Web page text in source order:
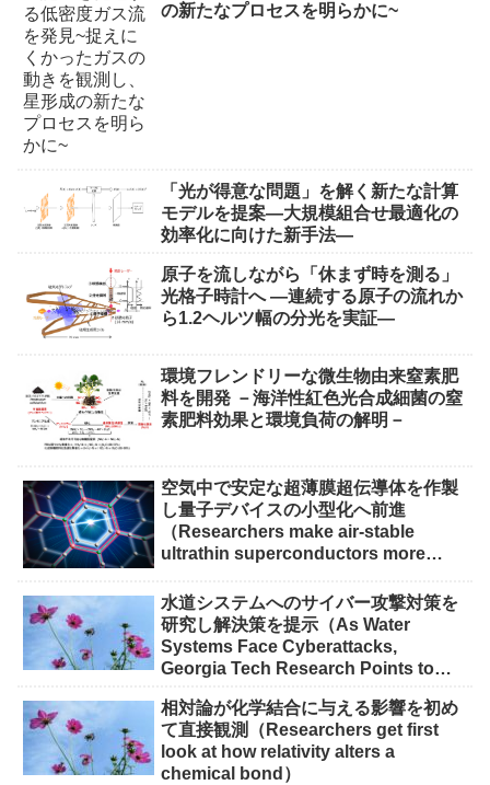
の新たなプロセスを明らかに~
「光が得意な問題」を解く新たな計算
モデルを提案―大規模組合せ最適化の
効率化に向けた新手法―
原子を流しながら「休まず時を測る」
光格子時計へ ―連続する原子の流れか
ら1.2ヘルツ幅の分光を実証―
環境フレンドリーな微生物由来窒素肥
料を開発 －海洋性紅色光合成細菌の窒
素肥料効果と環境負荷の解明－
空気中で安定な超薄膜超伝導体を作製
し量子デバイスの小型化へ前進
（Researchers make air-stable
ultrathin superconductors more
水道システムへのサイバー攻撃対策を
研究し解決策を提示（As Water
Systems Face Cyberattacks,
Georgia Tech Research Points to
相対論が化学結合に与える影響を初め
て直接観測（Researchers get first
look at how relativity alters a
chemical bond）